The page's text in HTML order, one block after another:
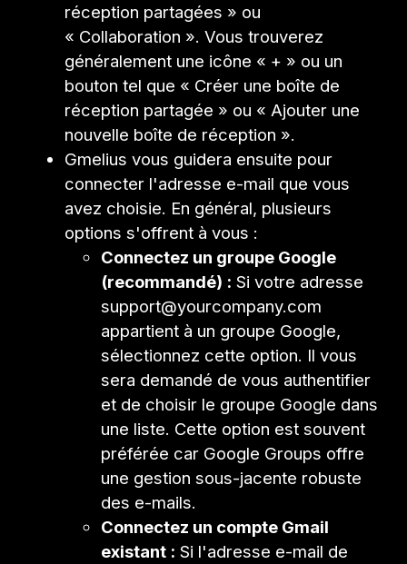
réception partagées » ou
« Collaboration ». Vous trouverez
généralement une icône « + » ou un
bouton tel que « Créer une boîte de
réception partagée » ou « Ajouter une
nouvelle boîte de réception ».
Gmelius vous guidera ensuite pour
connecter l'adresse e-mail que vous
avez choisie. En général, plusieurs
options s'offrent à vous :
Connectez un groupe Google
(recommandé) : Si votre adresse
support@yourcompany.com
appartient à un groupe Google,
sélectionnez cette option. Il vous
sera demandé de vous authentifier
et de choisir le groupe Google dans
une liste. Cette option est souvent
préférée car Google Groups offre
une gestion sous-jacente robuste
des e-mails.
Connectez un compte Gmail
existant : Si l'adresse e-mail de